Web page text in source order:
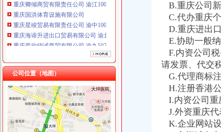
重庆国洪体育设施有限公司
重庆星竣贸易有限责任公司 渝中100万 （进出口权）
重庆海谛升进出口贸易有限公司 渝北100万 （进出口权）
重庆奕欣锦诚商贸有限公司 渝九50万 （工商注册）
重庆信同广告有限公司 渝沙50万 （工商注册）
重庆三虹房地产营销策划有限公司
重庆宝鹰汽车销售有限公司
公司位置（地图）
渝中区代办工商执照
B.重庆公司
C.代办重庆
D.重庆进出
E.协助一般
F.内资公司
请发票、代交
G.代理商标
H.注册香港
I.内资公司重
J.外资重庆代
K.企业网站